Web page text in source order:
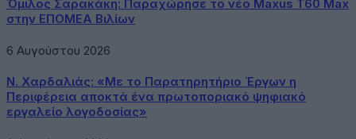
Όμιλος Σαρακάκη: Παραχώρησε το νέο Maxus T60 Max
στην ΕΠΟΜΕΑ Βιλίων
6 Αυγούστου 2026
Ν. Χαρδαλιάς: «Με το Παρατηρητήριο Έργων η
Περιφέρεια αποκτά ένα πρωτοποριακό ψηφιακό
εργαλείο λογοδοσίας»